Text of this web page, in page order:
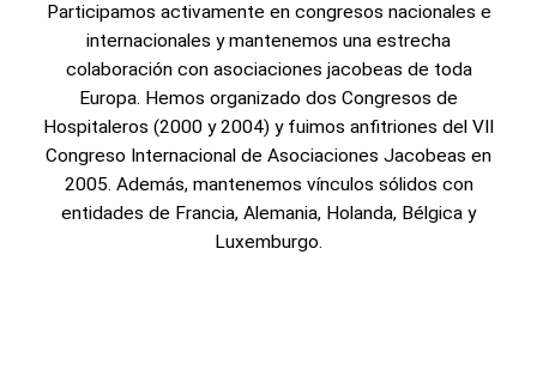
Participamos activamente en congresos nacionales e
internacionales y mantenemos una estrecha
colaboración con asociaciones jacobeas de toda
Europa. Hemos organizado dos Congresos de
Hospitaleros (2000 y 2004) y fuimos anfitriones del VII
Congreso Internacional de Asociaciones Jacobeas en
2005. Además, mantenemos vínculos sólidos con
entidades de Francia, Alemania, Holanda, Bélgica y
Luxemburgo.